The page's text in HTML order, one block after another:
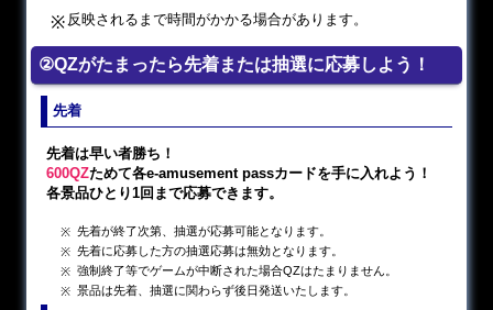
反映されるまで時間がかかる場合があります。
②QZがたまったら先着または抽選に応募しよう！
先着
先着は早い者勝ち！
600QZためて各e-amusement passカードを手に入れよう！
各景品ひとり1回まで応募できます。
先着が終了次第、抽選が応募可能となります。
先着に応募した方の抽選応募は無効となります。
強制終了等でゲームが中断された場合QZはたまりません。
景品は先着、抽選に関わらず後日発送いたします。